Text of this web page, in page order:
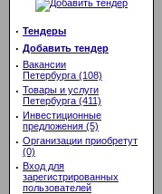
· Тендеры
· Добавить тендер
· Вакансии
Петербурга (108)
· Товары и услуги
Петербурга (411)
· Инвестиционные
предложения (5)
· Организации приобретут
(0)
· Вход для
зарегистрированных
пользователей